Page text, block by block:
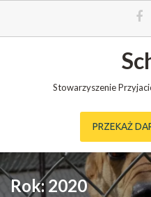
Stowarzyszenie
PRZEKAŻ
Rok:2020